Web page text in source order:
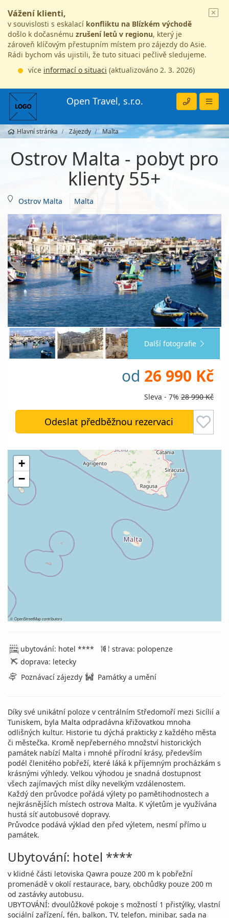
Vážení klienti,
v souvislosti s eskalací konfliktu na Blízkém východě
došlo k dočasnému zrušení letů v regionu, který je
zároveň klíčovým přestupním místem pro zájezdy do Asie.
Rádi bychom vás ujistili, že tuto situaci pečlivě sledujeme.
více informací o situaci (aktualizováno 2. 3. 2026)
Open Travel, s.r.o.
Hlavní stránka Zájezdy Malta
Ostrov Malta - pobyt pro
klienty 55+
Ostrov Malta Malta
Další fotografie
od 26 990 Kč
Sleva - 7% 28 990 Kč
Odeslat předběžnou rezervaci
+
−
©OpenStreetMapcontributors
ubytování: hotel ****
strava: polopenze
doprava: letecky
Poznávací zájezdy
Památky a umění
Díky své unikátní poloze v centrálním Středomoří mezi Sicílií a
Tuniskem, byla Malta odpradávna křižovatkou mnoha
odlišných kultur. Historie tu dýchá prakticky z každého města
či městečka. Kromě nepřeberného množství historických
památek nabízí Malta i mnohé přírodní krásy, především
podél členitého pobřeží, které láká k příjemným procházkám s
krásnými výhledy. Velkou výhodou je snadná dostupnost
všech zajímavých míst díky nevelkým vzdálenostem.
Každý den průvodce pořádá výlety po pamětihodnostech a
nejkrásnějších místech ostrova Malta. K výletům je využívána
hustá síť autobusové dopravy.
Průvodce podává výklad den před výletem, nesmí přímo u
památek.
Ubytování: hotel ****
v klidné části letoviska Qawra pouze 200 m k pobřežní
promenádě v okolí restaurace, bary, obchůdky pouze 200 m
od zastávky autobusu.
UBYTOVÁNÍ: dvoulůžkové pokoje s možností 1 přistýlky, vlastní
sociální zařízení, fén, balkon, TV, telefon, minibar, sada na